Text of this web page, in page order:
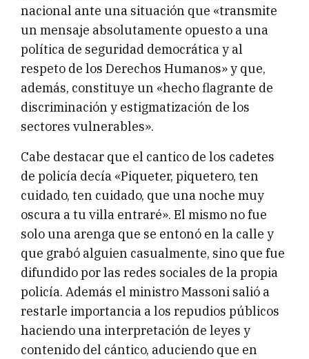
nacional ante una situación que «transmite
un mensaje absolutamente opuesto a una
política de seguridad democrática y al
respeto de los Derechos Humanos» y que,
además, constituye un «hecho flagrante de
discriminación y estigmatización de los
sectores vulnerables».
Cabe destacar que el cantico de los cadetes
de policía decía «Piqueter, piquetero, ten
cuidado, ten cuidado, que una noche muy
oscura a tu villa entraré». El mismo no fue
solo una arenga que se entonó en la calle y
que grabó alguien casualmente, sino que fue
difundido por las redes sociales de la propia
policía. Además el ministro Massoni salió a
restarle importancia a los repudios públicos
haciendo una interpretación de leyes y
contenido del cántico, aduciendo que en